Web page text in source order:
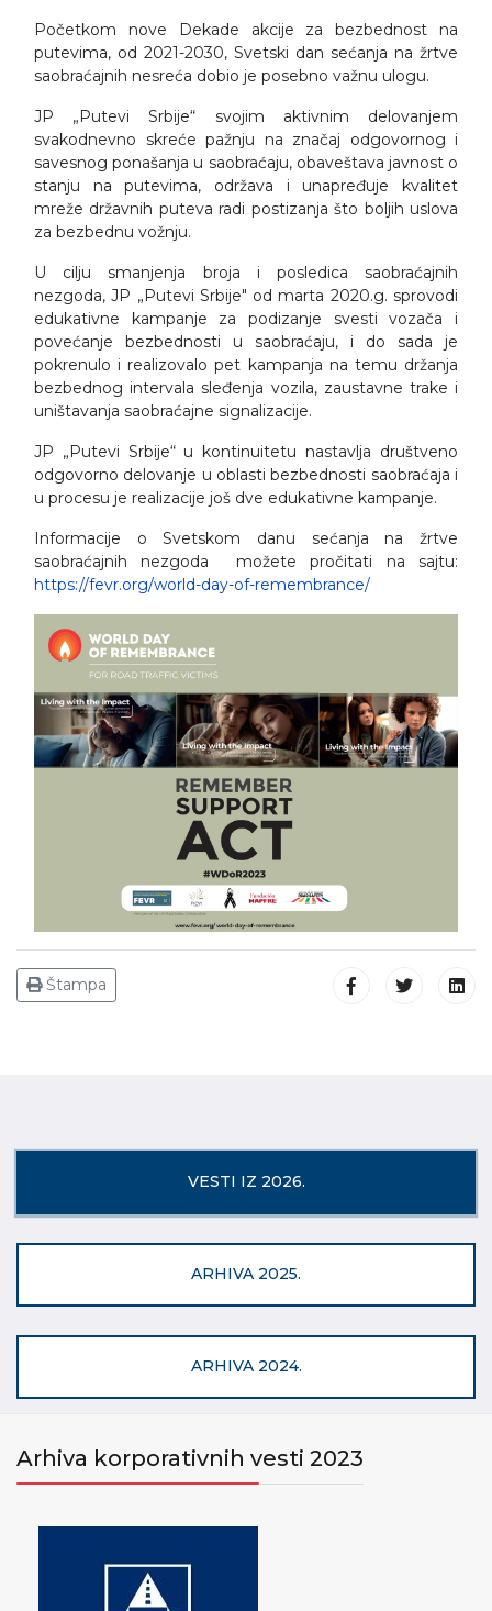
Početkom nove Dekade akcije za bezbednost na
putevima, od 2021-2030, Svetski dan sećanja na žrtve
saobraćajnih nesreća dobio je posebno važnu ulogu.
JP „Putevi Srbije“ svojim aktivnim delovanjem
svakodnevno skreće pažnju na značaj odgovornog i
savesnog ponašanja u saobraćaju, obaveštava javnost o
stanju na putevima, održava i unapređuje kvalitet
mreže državnih puteva radi postizanja što boljih uslova
za bezbednu vožnju.
U cilju smanjenja broja i posledica saobraćajnih
nezgoda, JP „Putevi Srbije" od marta 2020.g. sprovodi
edukativne kampanje za podizanje svesti vozača i
povećanje bezbednosti u saobraćaju, i do sada je
pokrenulo i realizovalo pet kampanja na temu držanja
bezbednog intervala sleđenja vozila, zaustavne trake i
uništavanja saobraćajne signalizacije.
JP „Putevi Srbije“ u kontinuitetu nastavlja društveno
odgovorno delovanje u oblasti bezbednosti saobraćaja i
u procesu je realizacije još dve edukativne kampanje.
Informacije o Svetskom danu sećanja na žrtve
saobraćajnih nezgoda možete pročitati na sajtu:
https://fevr.org/world-day-of-remembrance/
Štampa
VESTI IZ 2026.
ARHIVA 2025.
ARHIVA 2024.
Arhiva korporativnih vesti 2023